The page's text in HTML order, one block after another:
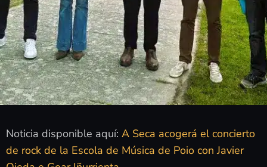
Noticia disponible aquí: A Seca acogerá el concierto
de rock de la Escola de Música de Poio con Javier